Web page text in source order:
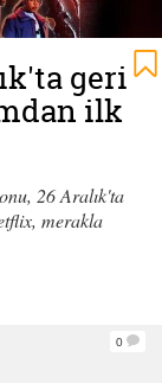
geri
ilk
26 Aralık'ta
merakla
0